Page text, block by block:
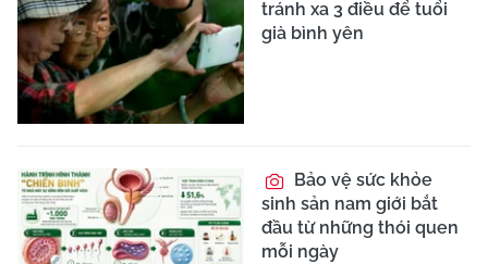
tránh xa 3 điều để tuổi
già bình yên
Bảo vệ sức khỏe
sinh sản nam giới bắt
đầu từ những thói quen
mỗi ngày